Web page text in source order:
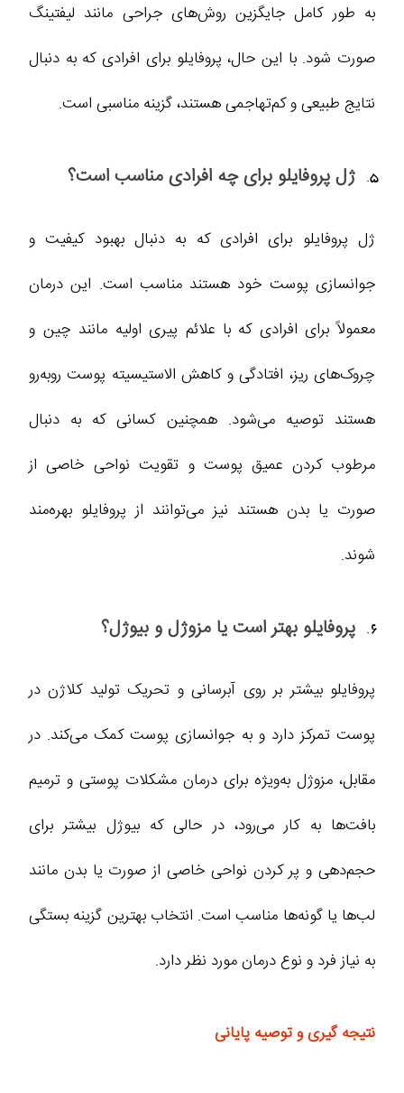
به طور کامل جایگزین روش‌های جراحی مانند لیفتینگ
صورت شود. با این حال، پروفایلو برای افرادی که به دنبال
نتایج طبیعی و کم‌تهاجمی هستند، گزینه مناسبی است.
ژل پروفایلو برای چه افرادی مناسب است؟
ژل پروفایلو برای افرادی که به دنبال بهبود کیفیت و
جوانسازی پوست خود هستند مناسب است. این درمان
معمولاً برای افرادی که با علائم پیری اولیه مانند چین و
چروک‌های ریز، افتادگی و کاهش الاستیسیته پوست روبه‌رو
هستند توصیه می‌شود. همچنین کسانی که به دنبال
مرطوب کردن عمیق پوست و تقویت نواحی خاصی از
صورت یا بدن هستند نیز می‌توانند از پروفایلو بهره‌مند
شوند.
پروفایلو بهتر است یا مزوژل و بیوژل؟
پروفایلو بیشتر بر روی آبرسانی و تحریک تولید کلاژن در
پوست تمرکز دارد و به جوانسازی پوست کمک می‌کند. در
مقابل، مزوژل به‌ویژه برای درمان مشکلات پوستی و ترمیم
بافت‌ها به کار می‌رود، در حالی که بیوژل بیشتر برای
حجم‌دهی و پر کردن نواحی خاصی از صورت یا بدن مانند
لب‌ها یا گونه‌ها مناسب است. انتخاب بهترین گزینه بستگی
به نیاز فرد و نوع درمان مورد نظر دارد.
نتیجه‌ گیری و توصیه پایانی